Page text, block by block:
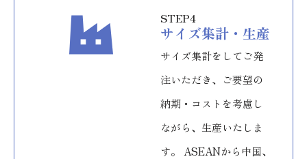
STEP4
サイズ集計・生産
サイズ集計をしてご発
注いただき、ご要望の
納期・コストを考慮し
ながら、生産いたしま
す。 ASEANから中国、